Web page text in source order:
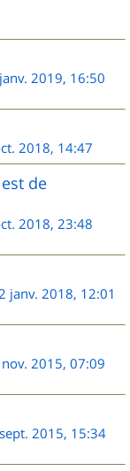
2019, 16:50
2018, 14:47
de
2018, 23:48
janv. 2018, 12:01
2015, 07:09
2015, 15:34